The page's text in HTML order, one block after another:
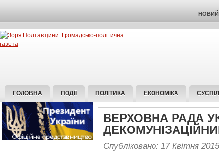
НОВИЙ
ГОЛОВНА ПОДІЇ ПОЛІТИКА ЕКОНОМІКА
ВЕРХОВНА РАДА
Опубліковано: 17 Квітня 2015